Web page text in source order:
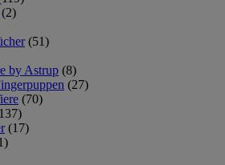
(2)
(51)
by Astrup (8)
(27)
(70)
(17)